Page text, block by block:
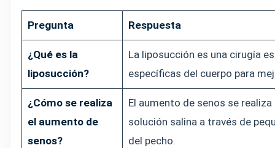
Pregunta Respuesta
¿Qué es la
liposucción?
La liposucción es una cirugía
específicas del cuerpo para
¿Cómo se realiza
el aumento de
senos?
El aumento de senos se
solución salina a través de
del pecho.